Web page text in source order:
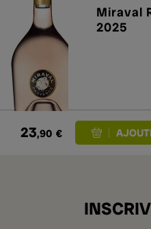
Miraval
2025
23,90 €